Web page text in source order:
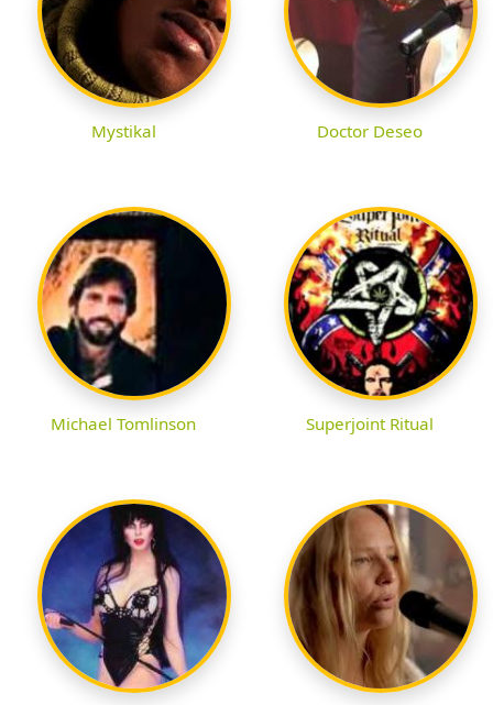
Mystikal Doctor Deseo
Michael Tomlinson Superjoint Ritual